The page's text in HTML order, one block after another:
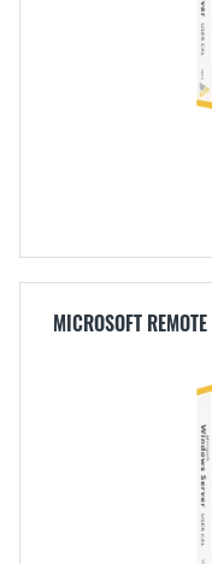
MICROSOFT